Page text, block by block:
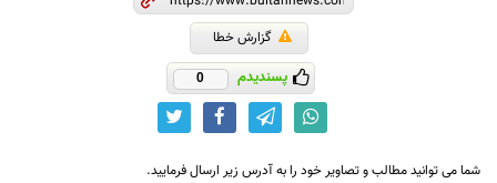
گزارش خطا
پسندیدم 0
شما می توانید مطالب و تصاویر خود را به آدرس زیر ارسال فرمایید.